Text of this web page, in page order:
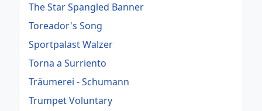
The Star Spangled Banner
Toreador's Song
Sportpalast Walzer
Torna a Surriento
Träumerei - Schumann
Trumpet Voluntary